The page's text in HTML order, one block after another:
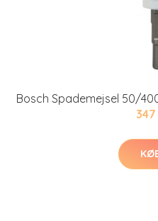
Bosch Spademejsel 50/
347